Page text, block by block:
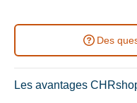
Des
Les avantages